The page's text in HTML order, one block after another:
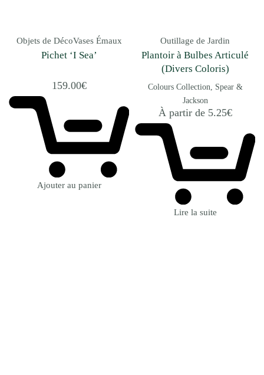
Objets de DécoVases Émaux
Pichet ‘I Sea’
159.00€
Ajouter au panier
Outillage de Jardin
Plantoir à Bulbes Articulé
(Divers Coloris)
Colours Collection
Spear &
Jackson
À partir de 5.25€
Lire la suite